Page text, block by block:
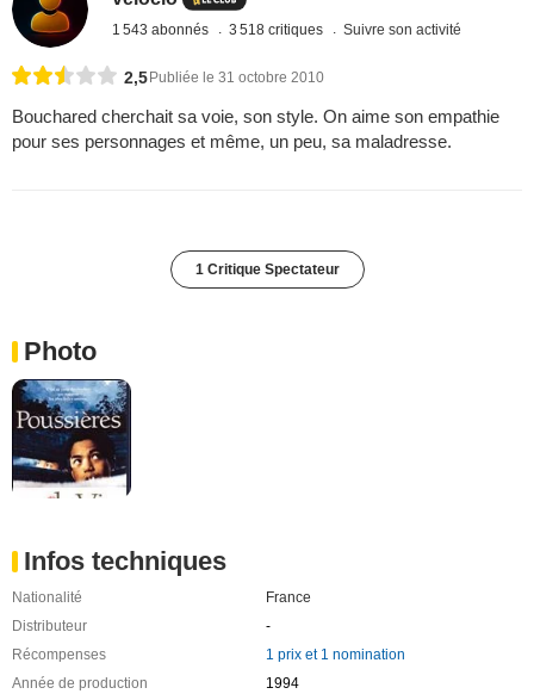
1 543 abonnés 3 518 critiques Suivre son activité
2,5 Publiée le 31 octobre 2010
Bouchared cherchait sa voie, son style. On aime son empathie
pour ses personnages et même, un peu, sa maladresse.
1 Critique Spectateur
Photo
Infos techniques
Nationalité
France
Distributeur
-
Récompenses
1 prix et 1 nomination
Année de production
1994